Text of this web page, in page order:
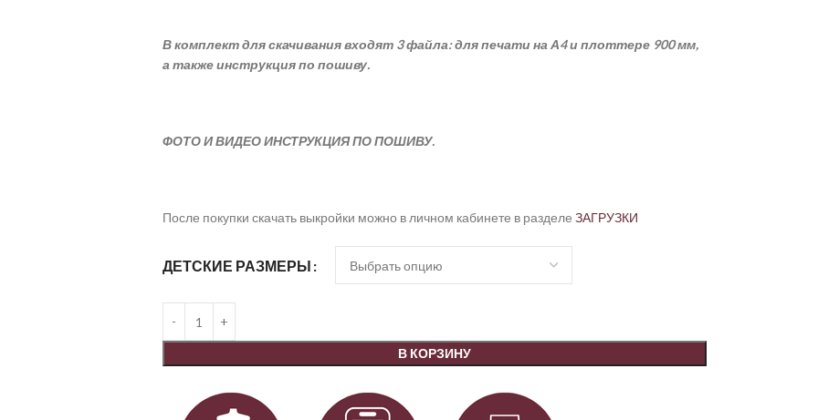
В комплект для скачивания входят 3 файла: для печати на А4 и плоттере 900 мм,
а также инструкция по пошиву.
ФОТО И ВИДЕО ИНСТРУКЦИЯ ПО ПОШИВУ.
После покупки скачать выкройки можно в личном кабинете в разделе ЗАГРУЗКИ
ДЕТСКИЕ РАЗМЕРЫ
В КОРЗИНУ